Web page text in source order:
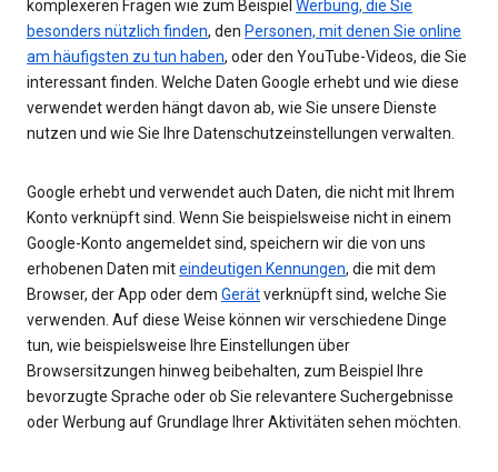
komplexeren Fragen wie zum Beispiel Werbung, die Sie
besonders nützlich finden, den Personen, mit denen Sie online
am häufigsten zu tun haben, oder den YouTube-Videos, die Sie
interessant finden. Welche Daten Google erhebt und wie diese
verwendet werden hängt davon ab, wie Sie unsere Dienste
nutzen und wie Sie Ihre Datenschutzeinstellungen verwalten.
Google erhebt und verwendet auch Daten, die nicht mit Ihrem
Konto verknüpft sind. Wenn Sie beispielsweise nicht in einem
Google-Konto angemeldet sind, speichern wir die von uns
erhobenen Daten miteindeutigen Kennungen, die mit dem
Browser, der App oder dem Gerätverknüpft sind, welche Sie
verwenden. Auf diese Weise können wir verschiedene Dinge
tun, wie beispielsweise Ihre Einstellungen über
Browsersitzungen hinweg beibehalten, zum Beispiel Ihre
bevorzugte Sprache oder ob Sie relevantere Suchergebnisse
oder Werbung auf Grundlage Ihrer Aktivitäten sehen möchten.